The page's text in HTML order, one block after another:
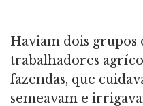
Haviam dois grupos
trabalhadores
fazendas, que
semeavam e